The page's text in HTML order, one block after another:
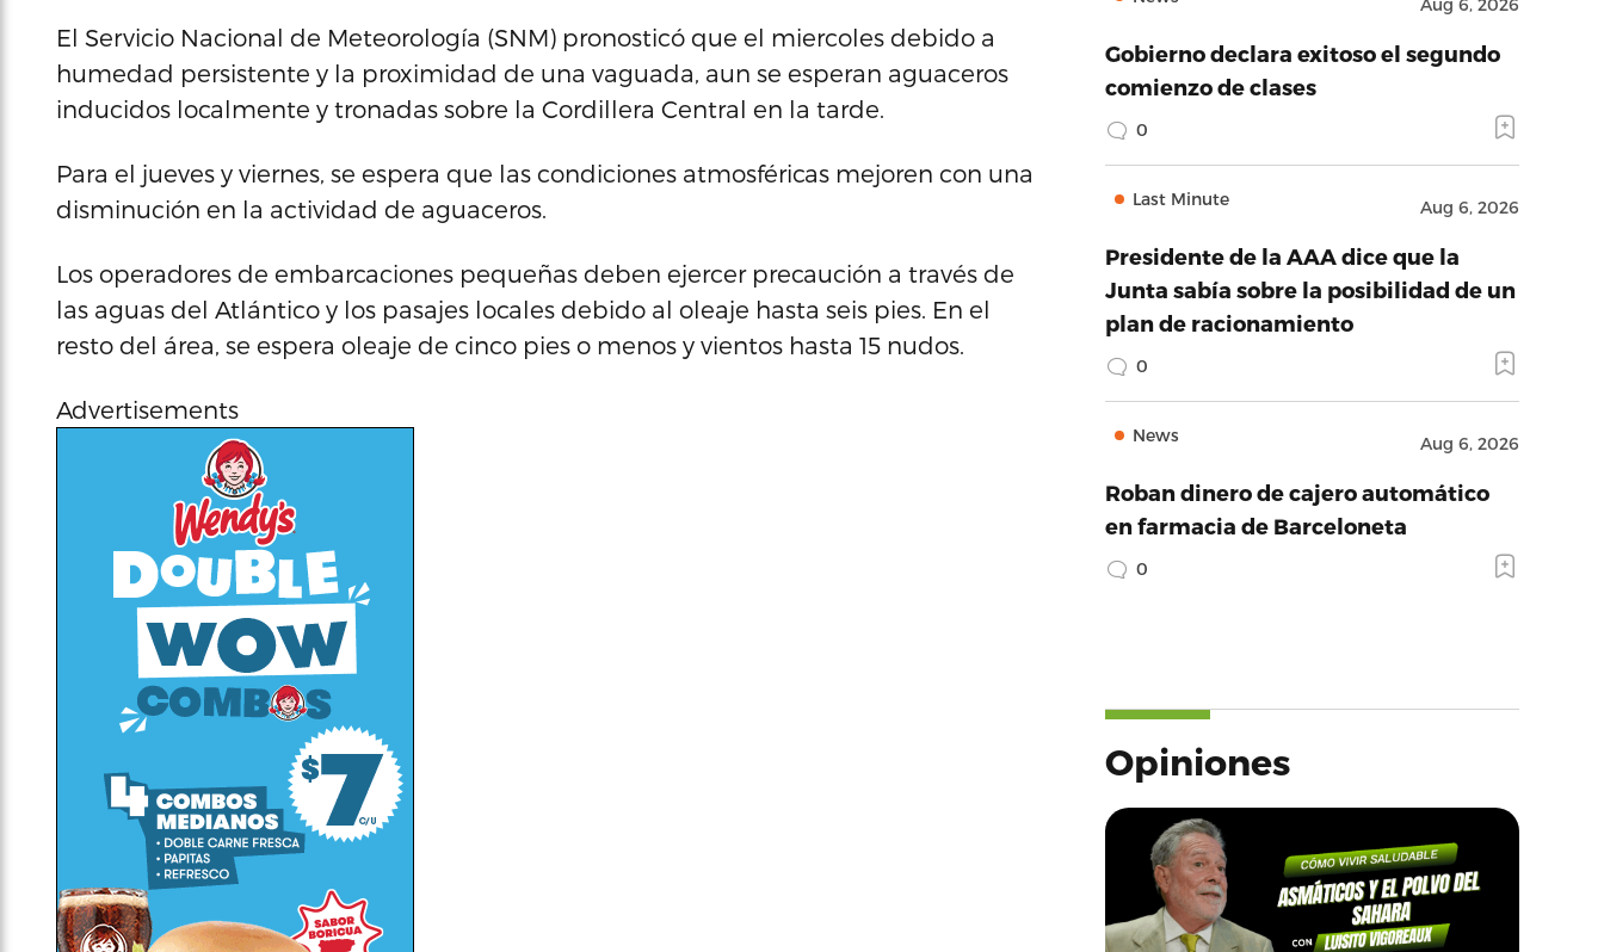
El Servicio Nacional de Meteorología (SNM) pronosticó que el miercoles debido a
humedad persistente y la proximidad de una vaguada, aun se esperan aguaceros
inducidos localmente y tronadas sobre la Cordillera Central en la tarde.
Para el jueves y viernes, se espera que las condiciones atmosféricas mejoren con una
disminución en la actividad de aguaceros.
Los operadores de embarcaciones pequeñas deben ejercer precaución a través de
las aguas del Atlántico y los pasajes locales debido al oleaje hasta seis pies. En el
resto del área, se espera oleaje de cinco pies o menos y vientos hasta 15 nudos.
Advertisements
Aug 6, 2026
Gobierno declara exitoso el segundo
comienzo de clases
0
Last Minute Aug 6, 2026
Presidente de la AAA dice que la
Junta sabía sobre la posibilidad de un
plan de racionamiento
0
News Aug 6, 2026
Roban dinero de cajero automático
en farmacia de Barceloneta
0
Opiniones